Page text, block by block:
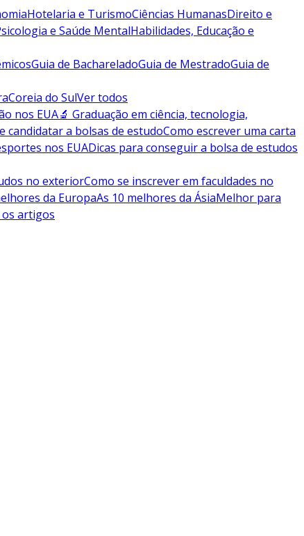
Hotelaria e TurismoCiências HumanasDireito e
e Saúde MentalHabilidades, Educação e
Guia de BachareladoGuia de MestradoGuia de
Coreia do SulVer todos
nos EUA🔬 Graduação em ciência, tecnologia,
candidatar a bolsas de estudoComo escrever uma carta
nos EUADicas para conseguir a bolsa de estudos
no exteriorComo se inscrever em faculdades no
da EuropaAs 10 melhores da ÁsiaMelhor para
artigos